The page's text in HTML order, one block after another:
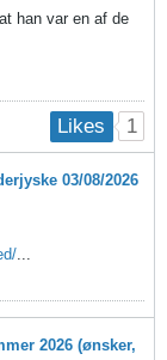
han var en af de
Likes 1
03/08/2026
2026 (ønsker,